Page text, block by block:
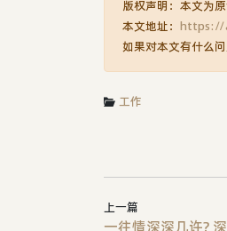
版权声明：本文为
本文地址： https://
如果对本文有什么
工作
上一篇
一往情深深几许?